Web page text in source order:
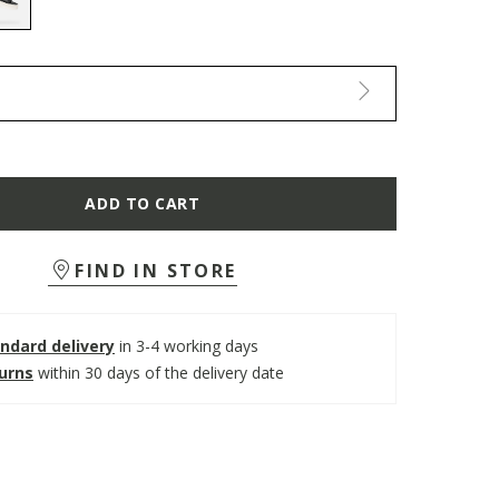
ADD TO CART
FIND IN STORE
delivery in 3-4 working days
within 30 days of the delivery date